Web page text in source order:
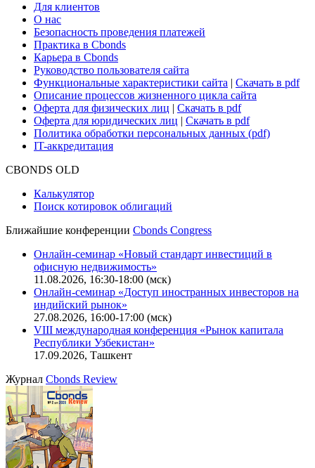
Глоссарий
Поддержка
Для клиентов
О нас
Безопасность проведения платежей
Практика в Cbonds
Карьера в Cbonds
Руководство пользователя сайта
Функциональные характеристики сайта|Скачать в pdf
Описание процессов жизненного цикла сайта
Оферта для юридических лиц
IT-аккредитация
Поиск котировок облигаций
Ближайшие конференцииCbonds Congress
Онлайн-семинар «Новый стандарт инвестиций в
офисную недвижимость»
11.08.2026, 16:30-18:00 (мск)
Онлайн-семинар «Доступ иностранных инвесторов на
индийский рынок»
VIII международная конференция «Рынок капитала
Республики Узбекистан»
17.09.2026, Ташкент
ЖурналCbonds Review